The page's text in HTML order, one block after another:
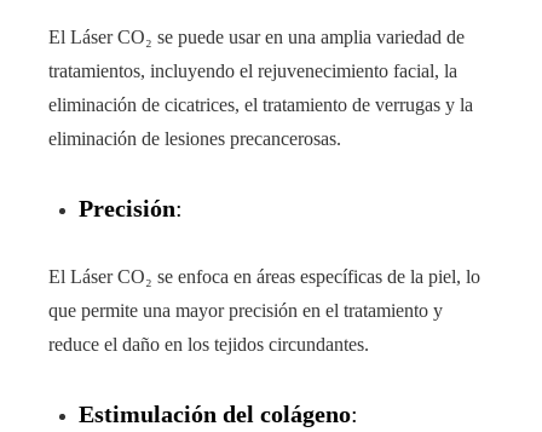
El Láser CO₂ se puede usar en una amplia variedad de
tratamientos, incluyendo el rejuvenecimiento facial, la
eliminación de cicatrices, el tratamiento de verrugas y la
eliminación de lesiones precancerosas.
Precisión:
El Láser CO₂ se enfoca en áreas específicas de la piel, lo
que permite una mayor precisión en el tratamiento y
reduce el daño en los tejidos circundantes.
Estimulación del colágeno: